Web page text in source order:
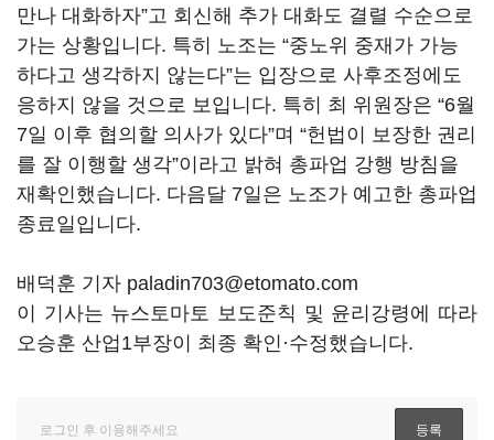
만나 대화하자”고 회신해 추가 대화도 결렬 수순으로
가는 상황입니다. 특히 노조는 “중노위 중재가 가능
하다고 생각하지 않는다”는 입장으로 사후조정에도
응하지 않을 것으로 보입니다. 특히 최 위원장은 “6월
7일 이후 협의할 의사가 있다”며 “헌법이 보장한 권리
를 잘 이행할 생각”이라고 밝혀 총파업 강행 방침을
재확인했습니다. 다음달 7일은 노조가 예고한 총파업
종료일입니다.
배덕훈 기자 paladin703@etomato.com
이 기사는 뉴스토마토 보도준칙 및 윤리강령에 따라
오승훈 산업1부장이 최종 확인·수정했습니다.